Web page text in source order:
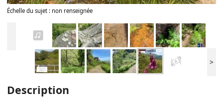
Échelle du sujet : non renseignée
>
Description